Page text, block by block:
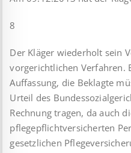
8
Der Kläger wiederholt sein
vorgerichtlichen Verfahren.
Auffassung, die Beklagte
Urteil des
Rechnung tragen, da auch
pflegepflichtversicherten
gesetzlichen